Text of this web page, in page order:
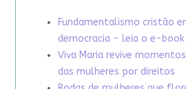
Fundamentalismo cristão
democracia - leia o e-book
Viva Maria revive
das mulheres por direitos